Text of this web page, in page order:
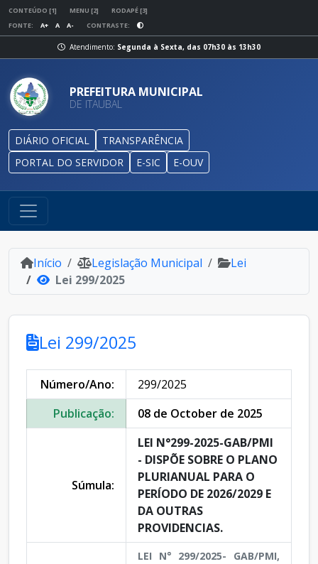
CONTEÚDO [1] MENU [2]
RODAPÉ [3]
FONTE:
A+ A A- CONTRASTE:
Atendimento: Segunda à Sexta, das 07h30 às 13h30
PREFEITURA MUNICIPAL
DE ITAUBAL
DIÁRIO OFICIAL
TRANSPARÊNCIA
PORTAL DO SERVIDOR
E-SIC E-OUV
Início Legislação Municipal
Lei
Lei 299/2025
Lei 299/2025
Número/Ano:
299/2025
Publicação:
08 de October de 2025
Súmula:
LEI N°299-2025-GAB/PMI
- DISPÕE SOBRE O PLANO
PLURIANUAL PARA O
PERÍODO DE 2026/2029 E
DA OUTRAS
PROVIDENCIAS.
LEI N° 299/2025- GAB/PMI,